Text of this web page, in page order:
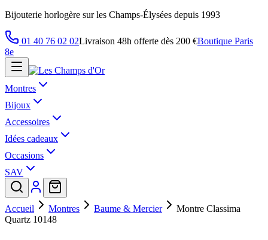
Bijouterie horlogère sur les Champs-Élysées depuis 1993
01 40 76 02 02Livraison 48h offerte dès 200 €Boutique Paris
8e
Montres
Bijoux
Accessoires
Idées cadeaux
Occasions
SAV
Accueil Montres Baume & Mercier
Montre Classima
Quartz 10148